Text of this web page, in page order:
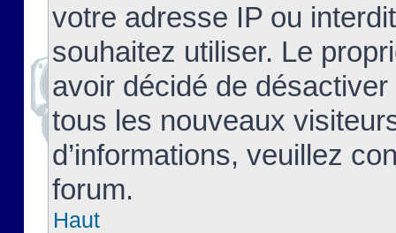
votre adresse IP ou
souhaitez utiliser. Le
avoir décidé de
tous les nouveaux
d’informations, veuillez
forum.
Haut